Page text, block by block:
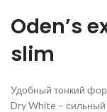
Oden’s
slim
Удобный тонкий
Dry White –